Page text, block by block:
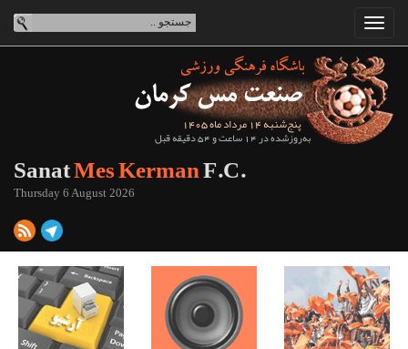
پنج‌شنبه 14 مرداد ماه 1405
به‌روزشده در 14 ساعت و 54 دقیقه قبل
SanatMes KermanF.C.
Thursday 6 August 2026